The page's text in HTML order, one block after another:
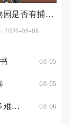
疯狂动物园是否有捕获七彩魔法牛的技巧
2026-08-06
08-05
08-05
少年三国志第三次活动的任务有多难完成 08-06